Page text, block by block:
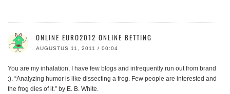
ONLINE EURO2012 ONLINE BETTING
AUGUSTUS 11, 2011 / 00:04
You are my inhalation, I have few blogs and infrequently run out from brand
:). “Analyzing humor is like dissecting a frog. Few people are interested and
the frog dies of it.” by E. B. White.